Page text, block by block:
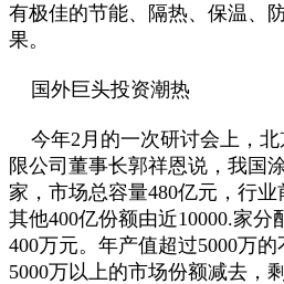
有极佳的节能、隔热、保温、
果。
国外巨头投资潮热
今年2月的一次研讨会上，北
限公司董事长郭祥恩说，我国
家，市场总容量480亿元，行业
其他400亿份额由近10000.家
400万元。年产值超过5000万
5000万以上的市场份额减去，